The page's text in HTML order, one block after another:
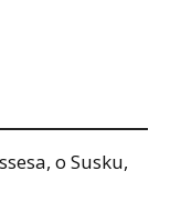
o Susku,